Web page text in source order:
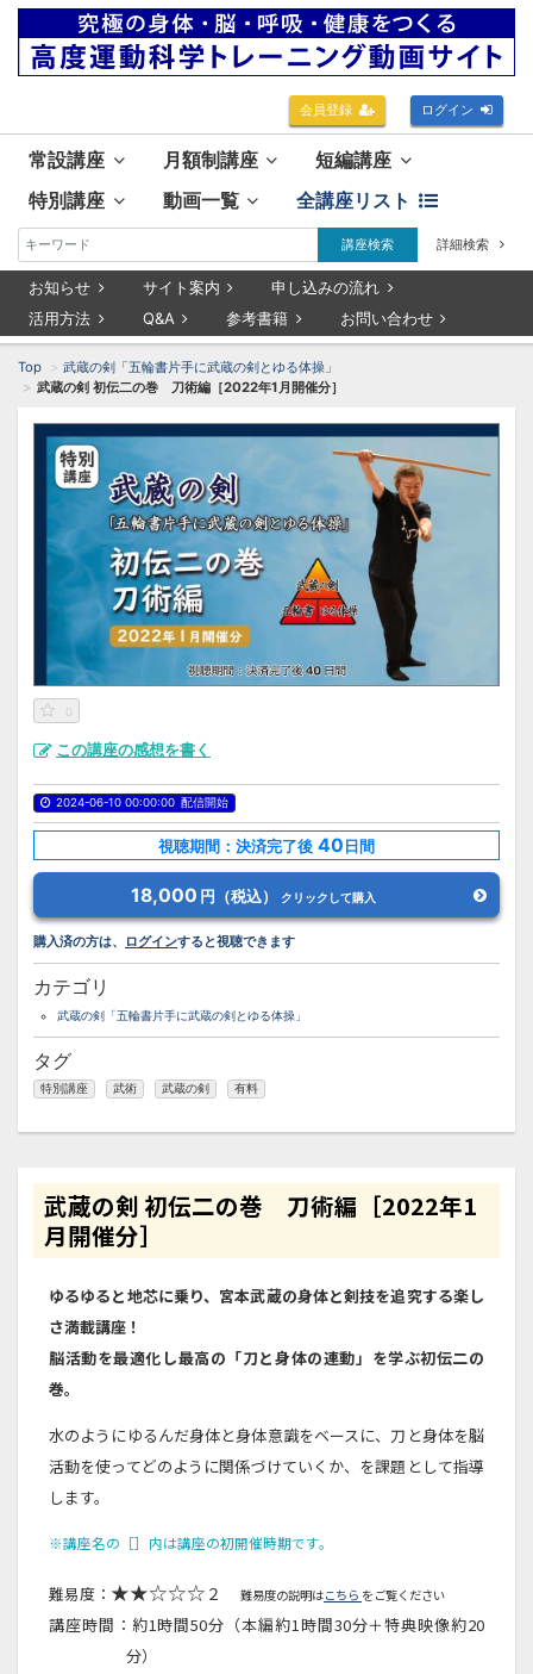
会員登録 ログイン
常設講座 月額制講座
短編講座
特別講座
動画一覧 全講座リスト
講座検索 詳細検索
お知らせ サイト案内
申し込みの流れ
活用方法
Q&A 参考書籍 お問い合わせ
Top
武蔵の剣「五輪書片手に武蔵の剣とゆる体操」
武蔵の剣 初伝二の巻 刀術編［2022年1月開催分］
0
この講座の感想を書く
2024-06-10 00:00:00 配信開始
視聴期間：決済完了後 40日間
18,000 円（税込） クリックして購入
購入済の方は、 ログインすると視聴できます
カテゴリ
武蔵の剣「五輪書片手に武蔵の剣とゆる体操」
タグ
特別講座 武術 武蔵の剣 有料
武蔵の剣 初伝二の巻 刀術編［2022年1
月開催分］
ゆるゆると地芯に乗り、宮本武蔵の身体と剣技を追究する楽し
さ満載講座！
脳活動を最適化し最高の「刀と身体の連動」を学ぶ初伝二の
巻。
水のようにゆるんだ身体と身体意識をベースに、刀と身体を脳
活動を使ってどのように関係づけていくか、を課題として指導
します。
※講座名の［］内は講座の初開催時期です。
難易度： ★★☆☆☆ ２ 難易度の説明はこちら をご覧ください
講座時間：約1時間50分（本編約1時間30分＋特典映像約20
分）